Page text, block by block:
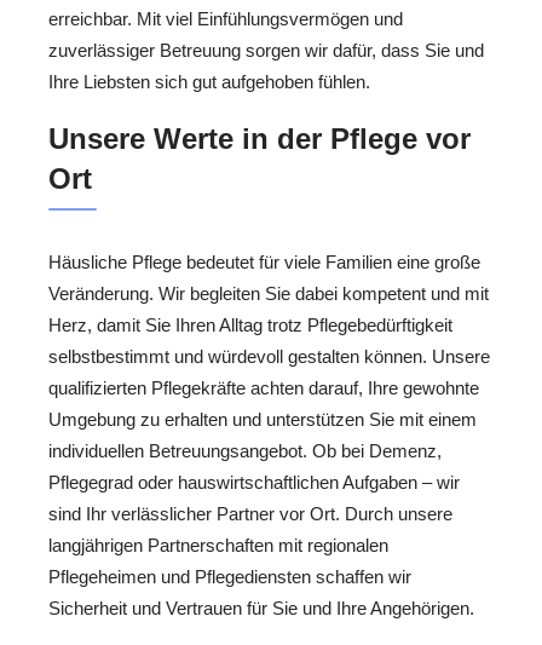
erreichbar. Mit viel Einfühlungsvermögen und
zuverlässiger Betreuung sorgen wir dafür, dass Sie und
Ihre Liebsten sich gut aufgehoben fühlen.
Unsere Werte in der Pflege vor
Ort
Häusliche Pflege bedeutet für viele Familien eine große
Veränderung. Wir begleiten Sie dabei kompetent und mit
Herz, damit Sie Ihren Alltag trotz Pflegebedürftigkeit
selbstbestimmt und würdevoll gestalten können. Unsere
qualifizierten Pflegekräfte achten darauf, Ihre gewohnte
Umgebung zu erhalten und unterstützen Sie mit einem
individuellen Betreuungsangebot. Ob bei Demenz,
Pflegegrad oder hauswirtschaftlichen Aufgaben – wir
sind Ihr verlässlicher Partner vor Ort. Durch unsere
langjährigen Partnerschaften mit regionalen
Pflegeheimen und Pflegediensten schaffen wir
Sicherheit und Vertrauen für Sie und Ihre Angehörigen.